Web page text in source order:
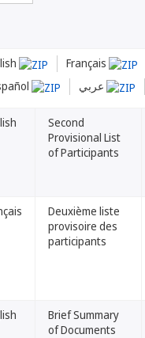
Français
Second
Provisional List
of Participants
Deuxième liste
provisoire des
participants
Brief Summary
of Documents